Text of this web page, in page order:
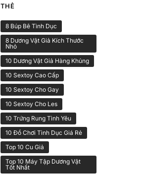
THẺ
8 Búp Bê Tình Dục
8 Dương Vật Giả Kích Thước
Nhỏ
10 Dương Vật Giả Hàng Khủng
10 Sextoy Cao Cấp
10 Sextoy Cho Gay
10 Sextoy Cho Les
10 Trứng Rung Tình Yêu
10 Đồ Chơi Tình Dục Giá Rẻ
Top 10 Cu Giả
Top 10 Máy Tập Dương Vật
Tốt Nhất